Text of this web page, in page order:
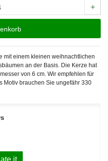
+
mit einem kleinen weihnachtlichen
an der Basis. Die Kerze hat
von 6 cm. Wir empfehlen für
Motiv brauchen Sie ungefähr 330
it